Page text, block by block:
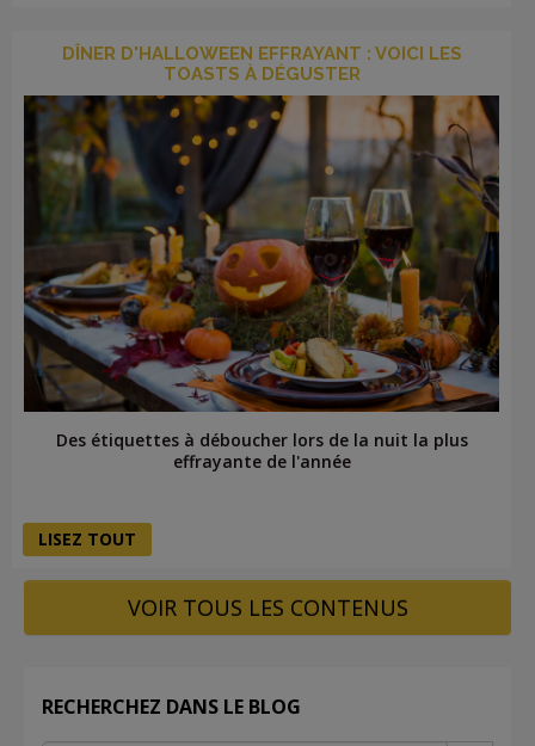
DÎNER D'HALLOWEEN EFFRAYANT : VOICI LES
TOASTS À DÉGUSTER
Des étiquettes à déboucher lors de la nuit la plus
effrayante de l'année
LISEZ TOUT
VOIR TOUS LES CONTENUS
RECHERCHEZ DANS LE BLOG